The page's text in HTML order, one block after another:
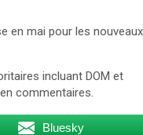
en mai pour les nouveaux
incluant DOM et
commentaires.
Bluesky